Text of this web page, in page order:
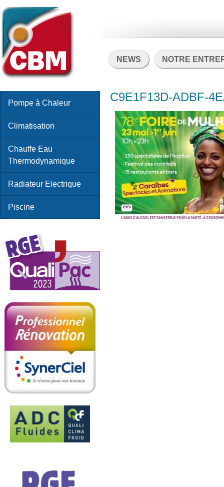
NEWS NOTRE
Pompe à Chaleur
Climatisation
Chauffe Eau
Thermodynamique
Radiateur Electrique
Piscine
C9E1F13D-ADBF-